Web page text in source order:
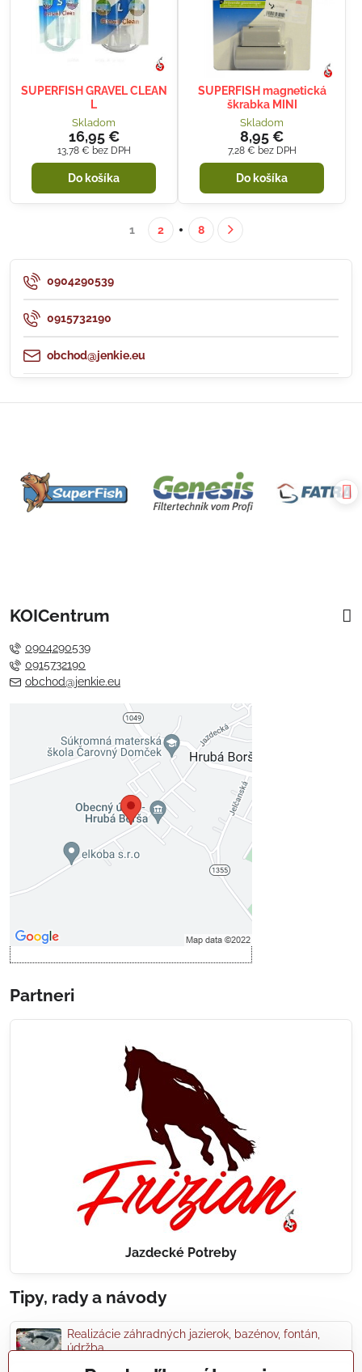
SUPERFISH GRAVEL CLEAN
L
Skladom
16,95 €
13,78 € bez DPH
Do košíka
SUPERFISH magnetická
škrabka MINI
Skladom
8,95 €
7,28 € bez DPH
Do košíka
1 2 8
0904290539
0915732190
obchod@jenkie.eu
KOICentrum
0904290539
0915732190
obchod@jenkie.eu
Externý obsah je blokovaný
Voľbami súkromia
Prajete si načítať externý obsah?
Povoliť tentokrát
Povoliť a zapamätať - súhlas s
Partneri
Jazdecké Potreby
Tipy, rady a návody
Realizácie záhradných jazierok, bazénov, fontán,
údržba...